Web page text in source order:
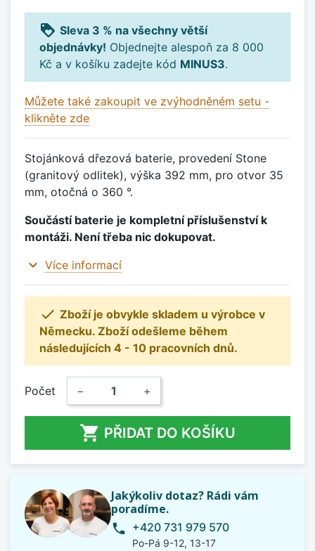
loyalty Sleva 3 % na všechny větší
objednávky! Objednejte alespoň za 8 000
Kč a v košíku zadejte kód MINUS3.
Můžete také zakoupit ve zvýhodněném setu -
klikněte zde
Stojánková dřezová baterie, provedení Stone
(granitový odlitek), výška 392 mm, pro otvor 35
mm, otočná o 360 °.
Součástí baterie je kompletní příslušenství k
montáži. Není třeba nic dokupovat.
expand_more Více informací
 Zboží je obvykle skladem u výrobce v
Německu. Zboží odešleme během
následujících 4 - 10 pracovních dnů.
Počet − +
 PŘIDAT DO KOŠÍKU
Jakýkoliv dotaz? Rádi vám
poradíme.
phone +420 731 979 570
Po-Pá 9-12, 13-17